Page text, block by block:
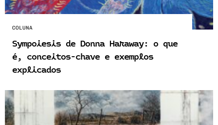
COLUNA
Sympoiesis de Donna Haraway: o que
é, conceitos-chave e exemplos
explicados